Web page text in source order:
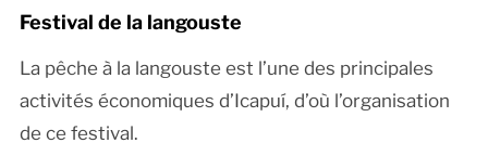
Festival de la langouste
La pêche à la langouste est l’une des principales
activités économiques d’Icapuí, d’où l’organisation
de ce festival.